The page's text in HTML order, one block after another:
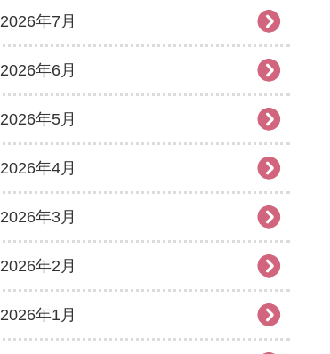
2026年7月
2026年6月
2026年5月
2026年4月
2026年3月
2026年2月
2026年1月